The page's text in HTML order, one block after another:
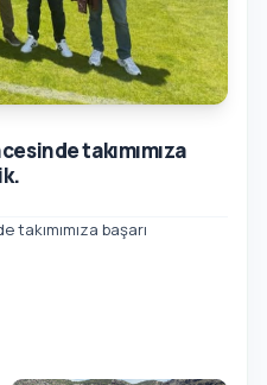
takımımıza
takımımıza başarı